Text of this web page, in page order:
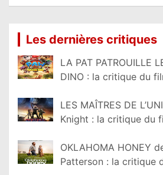
Les dernières critiques
LA PAT PATROUILLE
DINO : la critique du
LES MAÎTRES DE
Knight : la critique du
OKLAHOMA HONEY
Patterson : la critique